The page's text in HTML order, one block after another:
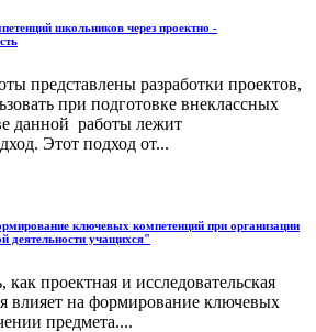
школьников через проектно -
представлены разработки проектов,
при подготовке внеклассных
данной работы лежит
Этот подход от...
ключевых компетенций при организации
деятельности учащихся"
как проектная и исследовательская
влияет на формирование ключевых
предмета....